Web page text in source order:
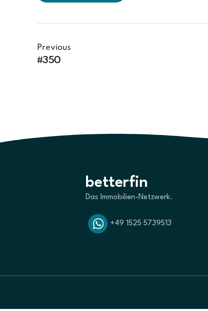
Previous
#350
betterfin
Das Immobilien-Netzwerk.
+49 1525 5739513